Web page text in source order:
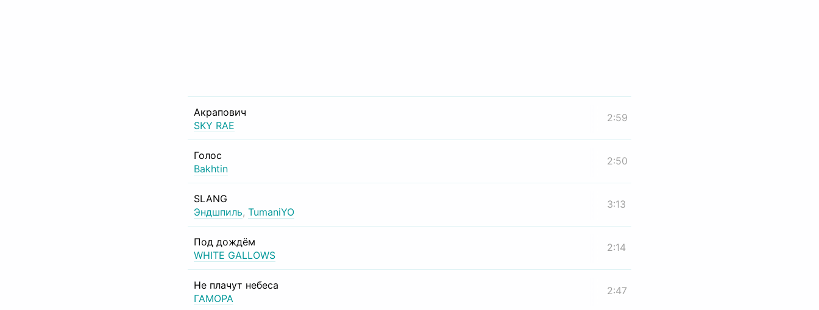
Акрапович
SKY RAE
2:59
Голос
Bakhtin
2:50
SLANG
Эндшпиль, TumaniYO
3:13
Под дождём
WHITE GALLOWS
2:14
Не плачут небеса
ГАМОРА
2:47